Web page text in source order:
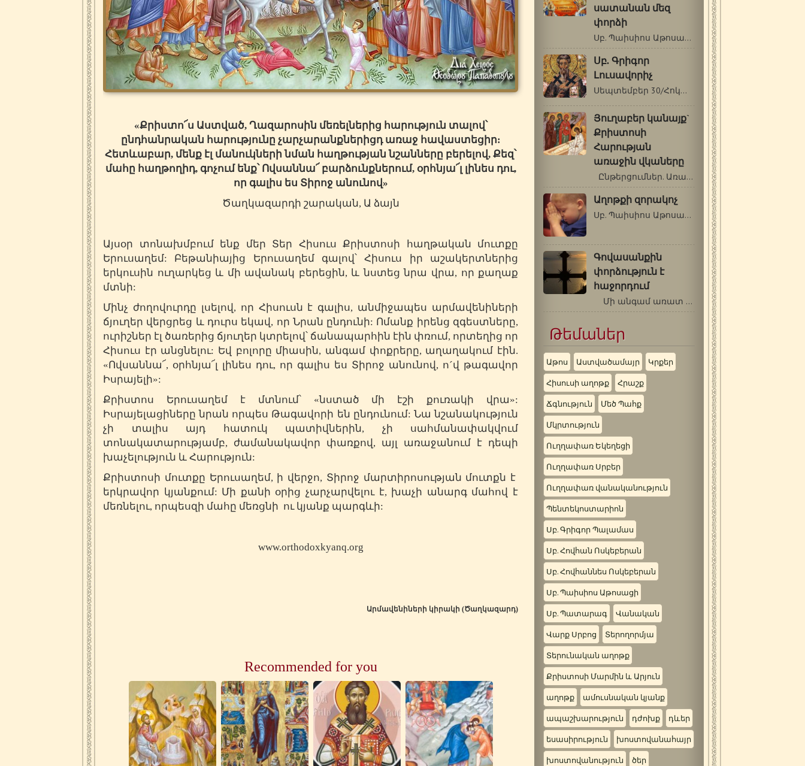
«Քրիստո՜ս Աստված, Ղազարոսին մեռելներից հարություն տալով՝
ընդհանրական հարությունը չարչարանքներիցդ առաջ հավաստեցիր:
Հետևաբար, մենք էլ մանուկների նման հաղթության նշանները բերելով, Քեզ՝
մահը հաղթողիդ, գոչում ենք՝ Ովսաննա՜ բարձունքներում, օրհնյա՜լ լինես դու,
որ գալիս ես Տիրոջ անունով»
Ծաղկազարդի շարական, Ա ձայն
Այսօր տոնախմբում ենք մեր Տեր Հիսուս Քրիստոսի հաղթական մուտքը
Երուսաղեմ: Բեթանիայից Երուսաղեմ գալով՝ Հիսուս իր աշակերտներից
երկուսին ուղարկեց և մի ավանակ բերեցին, և նստեց նրա վրա, որ քաղաք
մտնի:
Մինչ ժողովուրդը լսելով, որ Հիսուսն է գալիս, անմիջապես արմավենիների
ճյուղեր վերցրեց և դուրս եկավ, որ Նրան ընդունի: Ոմանք իրենց զգեստները,
ուրիշներ էլ ծառերից ճյուղեր կտրելով՝ ճանապարհին էին փռում, որտեղից որ
Հիսուս էր անցնելու: Եվ բոլորը միասին, անգամ փոքրերը, աղաղակում էին.
«Ովսաննա՜, օրհնյա՜լ լինես դու, որ գալիս ես Տիրոջ անունով, ո´վ թագավոր
Իսրայելի»:
Քրիստոս Երուսաղեմ է մտնում՝ «նստած մի էշի քուռակի վրա»:
Իսրայելացիները նրան որպես Թագավորի են ընդունում: Նա նշանակություն
չի տալիս այդ հատուկ պատիվներին, չի սահմանափակվում
տոնակատարությամբ, ժամանակավոր փառքով, այլ առաջանում է դեպի
խաչելություն և Հարություն:
Քրիստոսի մուտքը Երուսաղեմ, ի վերջո, Տիրոջ մարտիրոսության մուտքն է
երկրավոր կյանքում: Մի քանի օրից չարչարվելու է, խաչի անարգ մահով է
մեռնելու, որպեսզի մահը մեռցնի ու կյանք պարգևի:
www.orthodoxkyanq.org
Արմավենիների կիրակի (Ծաղկազարդ)
Recommended for you
սատանան մեզ
փորձի
Սբ. Պաիսիոս Աթոսացի (1924-1994 թթ.) Ինչու՞…
Սբ. Գրիգոր
Լուսավորիչ
Սեպտեմբեր 30/Հոկտեմբեր 13 Սուրբ Գրիգոր…
Յուղաբեր կանայք`
Քրիստոսի
Հարության
առաջին վկաները
Ընթերցումներ. Առաք.: Գործք 6. 1-7:…
Աղոթքի զորակոչ
Սբ. Պաիսիոս Աթոսացի -Գե՛րոնդա, կլինի՞…
Գովասանքին
փորձություն է
հաջորդում
Մի անգամ առատ ձյուն տեղաց: Մի վանքի…
Թեմաներ
Աթոս Աստվածամայր Կրքեր
Հիսուսի աղոթք Հրաշք
Ճգնություն Մեծ Պահք
Մկրտություն
Ուղղափառ Եկեղեցի
Ուղղափառ Սրբեր
Ուղղափառ վանականություն
Պենտեկոստարիոն
Սբ. Գրիգոր Պալամաս
Սբ. Հովհան Ոսկեբերան
Սբ. Հովհաննես Ոսկեբերան
Սբ. Պաիսիոս Աթոսացի
Սբ. Պատարագ Վանական
Վարք Սրբոց Տերողորմյա
Տերունական աղոթք
Քրիստոսի Մարմին և Արյուն
աղոթք ամուսնական կյանք
ապաշխարություն դժոխք դևեր
եսասիրություն խոստովանահայր
խոստովանություն ծեր